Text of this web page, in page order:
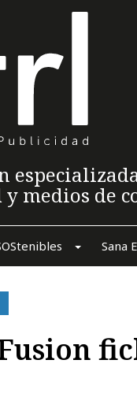
medios de
Sana